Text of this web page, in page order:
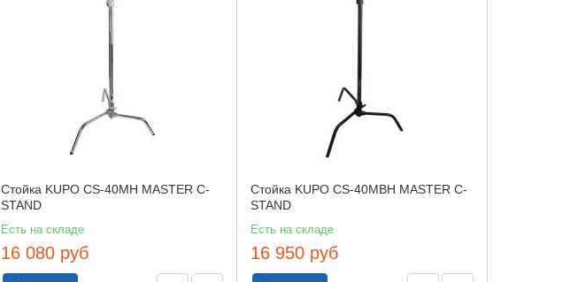
Стойка KUPO CS-40MH MASTER C-
STAND
Есть на складе
16 080 руб
Стойка KUPO CS-40MBH MASTER C-
STAND
Есть на складе
16 950 руб